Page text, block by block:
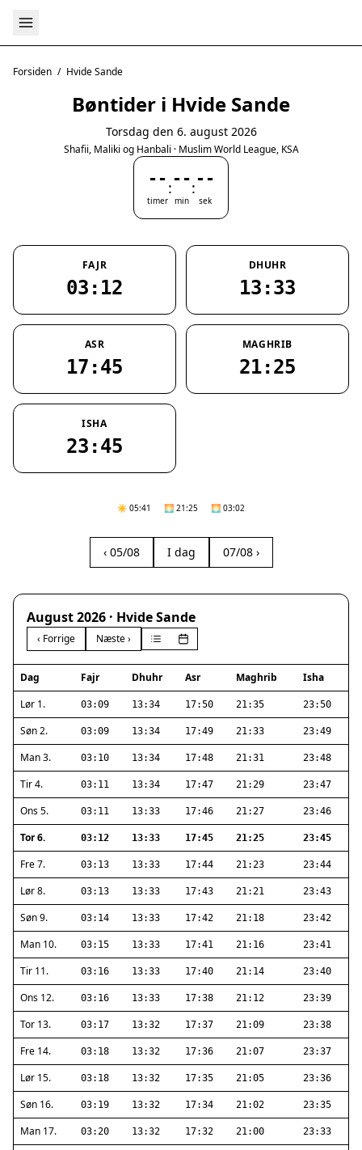
Forsiden / Hvide Sande
Bøntider i Hvide Sande
Torsdag den 6. august 2026
Shafii, Maliki og Hanbali · Muslim World League, KSA
--
timer
:--
min
:--
sek
FAJR
03:12
DHUHR
13:33
ASR
17:45
MAGHRIB
21:25
ISHA
23:45
☀️ 05:41 🌅 21:25 🌅 03:02
‹ 05/08 I dag 07/08 ›
August 2026 · Hvide Sande
‹ Forrige Næste ›
Dag Fajr Dhuhr Asr Maghrib
Isha
Lør 1.
03:09 13:34 17:50 21:35 23:50
Søn 2. 03:09 13:34 17:49 21:33 23:49
Man 3. 03:10 13:34 17:48 21:31 23:48
Tir 4. 03:11 13:34 17:47 21:29 23:47
Ons 5. 03:11 13:33 17:46 21:27 23:46
Tor 6. 03:12 13:33 17:45 21:25 23:45
Fre 7. 03:13 13:33 17:44 21:23 23:44
Lør 8. 03:13 13:33 17:43 21:21 23:43
Søn 9. 03:14 13:33 17:42 21:18 23:42
Man 10. 03:15 13:33 17:41 21:16 23:41
Tir 11. 03:16 13:33 17:40 21:14 23:40
Ons 12. 03:16 13:33 17:38 21:12 23:39
Tor 13. 03:17 13:32 17:37 21:09 23:38
Fre 14. 03:18 13:32 17:36 21:07 23:37
Lør 15. 03:18 13:32 17:35 21:05 23:36
Søn 16. 03:19 13:32 17:34 21:02 23:35
Man 17. 03:20 13:32 17:32 21:00 23:33